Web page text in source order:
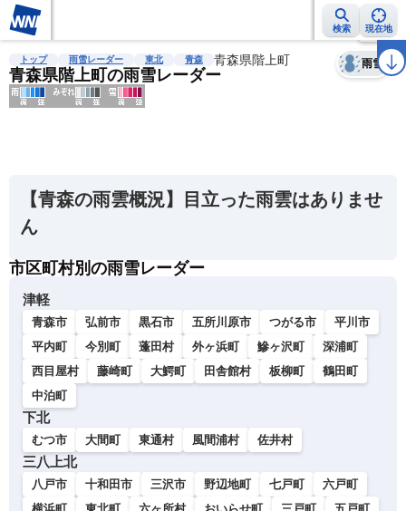
検索 現在地
雨雲レーダー 台風情報 地震情報 警報・注意報 2週間天気 ラ
トップ 雨雪レーダー 東北 青森 青森県階上町
青森県階上町の雨雪レーダー
雨雪
天気 台風
【青森の雨雲概況】目立った雨雲はありませ
ん
市区町村別の雨雪レーダー
津軽
青森市 弘前市 黒石市 五所川原市 つがる市
平川市
平内町
今別町 蓬田村 外ヶ浜町 鰺ヶ沢町
深浦町
西目屋村
藤崎町 大鰐町 田舎館村 板柳町
鶴田町
中泊町
下北
むつ市 大間町 東通村 風間浦村 佐井村
三八上北
八戸市 十和田市 三沢市 野辺地町 七戸町
六戸町